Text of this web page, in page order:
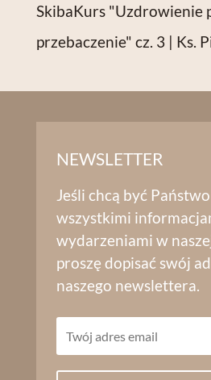
SkibaKurs "Uzdrowienie
przebaczenie" cz. 3 | Ks.
NEWSLETTER
Jeśli chcą być
wszystkimi
wydarzeniami w
proszę dopisać swój
naszego newslettera.